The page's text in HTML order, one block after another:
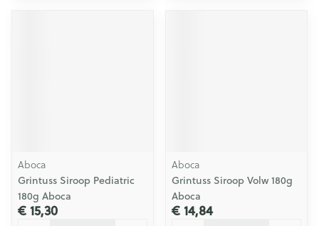
Aboca
Grintuss Siroop Pediatric
180g Aboca
€ 15,30
Aboca
Grintuss Siroop Volw 180g
Aboca
€ 14,84